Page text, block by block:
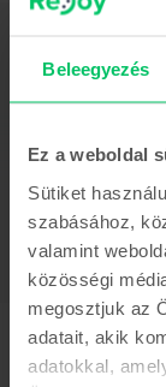
Beleegyezés
Ez a weboldal
Sütiket
szabásához,
valamint
közösségi
megosztjuk az
adatait, akik
adatokkal,
Mobiltelefon
Ez a
hogyan fognak
Samsung Galaxy S7
mutatkozott be.
Mutass többet
Adatok